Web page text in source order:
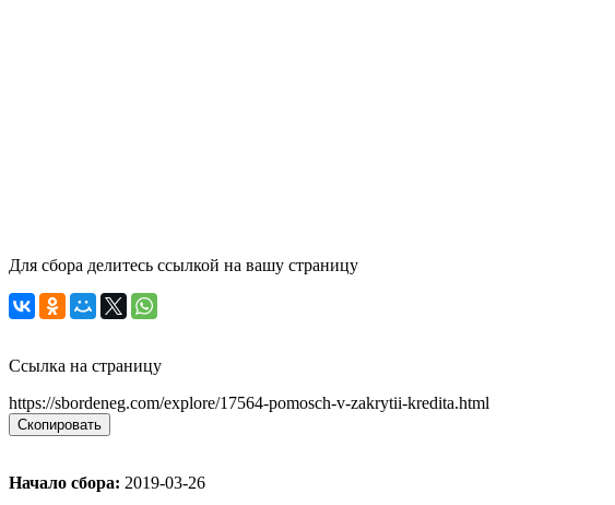
Для сбора делитесь ссылкой на вашу страницу
Ссылка на страницу
https://sbordeneg.com/explore/17564-pomosch-v-zakrytii-kredita.html
Скопировать
Начало сбора: 2019-03-26